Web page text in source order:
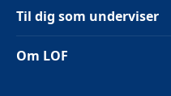
Til dig som underviser
Om LOF